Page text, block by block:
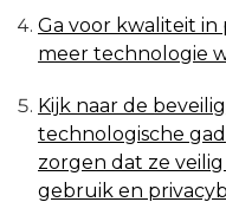
Ga voor kwaliteit in
meer technologie
Kijk naar de
technologische
zorgen dat ze
gebruik en